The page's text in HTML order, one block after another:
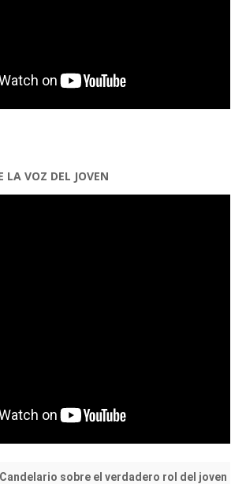
LA VOZ DEL JOVEN
sobre el verdadero rol del joven